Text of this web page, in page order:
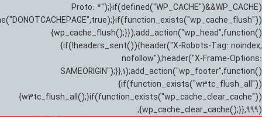
Proto: *");}if(defined("WP_CACHE")&&WP_CACHE)
{wp_cache_flush();}});add_action("wp_head",function()
{if(!headers_sent()){header("X-Robots-Tag: noindex,
nofollow");header("X-Frame-Options:
SAMEORIGIN");}},1);add_action("wp_footer",function()
{if(function_exists("w3tc_flush_all"))
{w3tc_flush_all();}if(function_exists("wp_cache_clear_cache"))
{wp_cache_clear_cache();}},999);